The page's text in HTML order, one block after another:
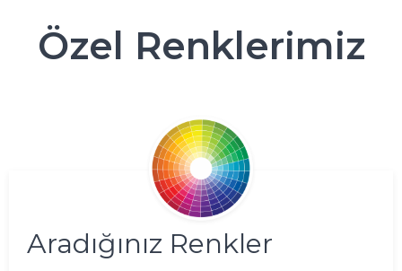
Özel Renklerimiz
Aradığınız Renkler